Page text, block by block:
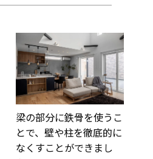
梁の部分に鉄骨を使うこ
とで、壁や柱を徹底的に
なくすことができまし